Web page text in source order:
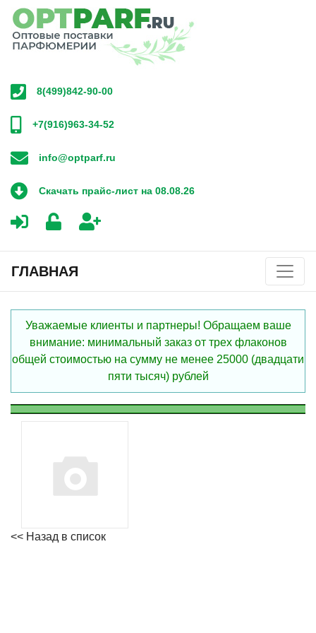
8(499)842-90-00
+7(916)963-34-52
info@optparf.ru
Скачать прайс-лист на 08.08.26
ГЛАВНАЯ
Уважаемые клиенты и партнеры! Обращаем ваше
внимание: минимальный заказ от трех флаконов
общей стоимостью на сумму не менее 25000 (двадцати
пяти тысяч) рублей
<< Назад в список